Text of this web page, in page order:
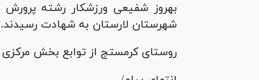
بهروز شفیعی ورزشکار رشته
شهرستان لارستان به شهادت رسیدند.
روستای کرمستج از توابع بخش